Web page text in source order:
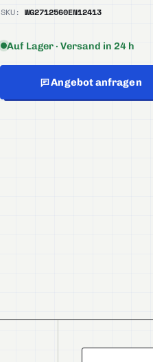
SKU: WG2712560EN12413
Auf Lager · Versand in 24 h
Angebot anfragen